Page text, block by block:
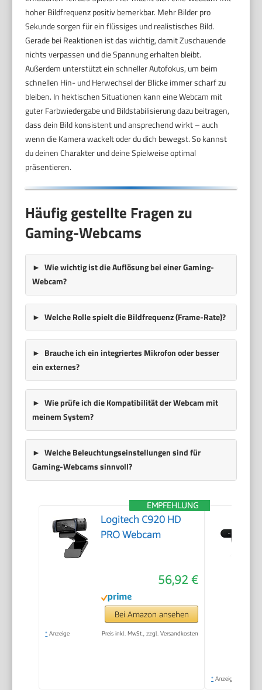
hoher Bildfrequenz positiv bemerkbar. Mehr Bilder pro
Sekunde sorgen für ein flüssiges und realistisches Bild.
Gerade bei Reaktionen ist das wichtig, damit Zuschauende
nichts verpassen und die Spannung erhalten bleibt.
Außerdem unterstützt ein schneller Autofokus, um beim
schnellen Hin- und Herwechsel der Blicke immer scharf zu
bleiben. In hektischen Situationen kann eine Webcam mit
guter Farbwiedergabe und Bildstabilisierung dazu beitragen,
dass dein Bild konsistent und ansprechend wirkt – auch
wenn die Kamera wackelt oder du dich bewegst. So kannst
du deinen Charakter und deine Spielweise optimal
präsentieren.
Häufig gestellte Fragen zu
Gaming-Webcams
Wie wichtig ist die Auflösung bei einer Gaming-
Webcam?
Welche Rolle spielt die Bildfrequenz (Frame-Rate)?
Brauche ich ein integriertes Mikrofon oder besser
ein externes?
Wie prüfe ich die Kompatibilität der Webcam mit
meinem System?
Welche Beleuchtungseinstellungen sind für
Gaming-Webcams sinnvoll?
EMPFEHLUNG
Logitech C920 HD
PRO Webcam
56,92 €
Bei Amazon ansehen
* Anzeige Preis inkl. MwSt., zzgl. Versandkosten
* Anzeige